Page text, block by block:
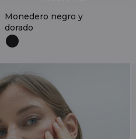
Monedero negro y
dorado